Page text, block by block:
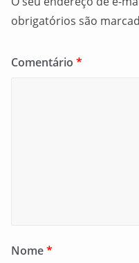
obrigatórios são
Comentário *
Nome*